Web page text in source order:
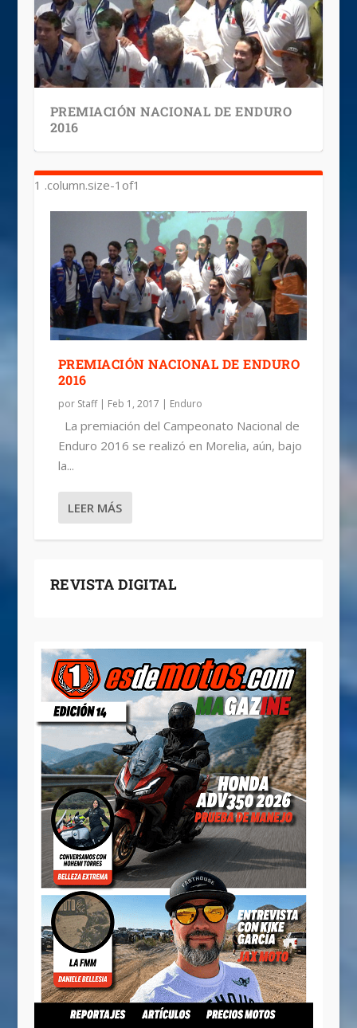
PREMIACIÓN NACIONAL DE ENDURO
2016
PREMIACIÓN NACIONAL DE ENDURO
2016
por Staff| Feb 1, 2017 | Enduro
La premiación del Campeonato Nacional de
Enduro 2016 se realizó en Morelia, aún, bajo
la...
LEER MÁS
REVISTA DIGITAL